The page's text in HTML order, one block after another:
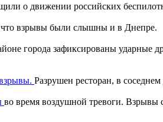
о движении российских
взрывы были слышны и в Днепре.
города зафиксированы ударные
Разрушен ресторан, в
во время воздушной тревоги. Взрывы